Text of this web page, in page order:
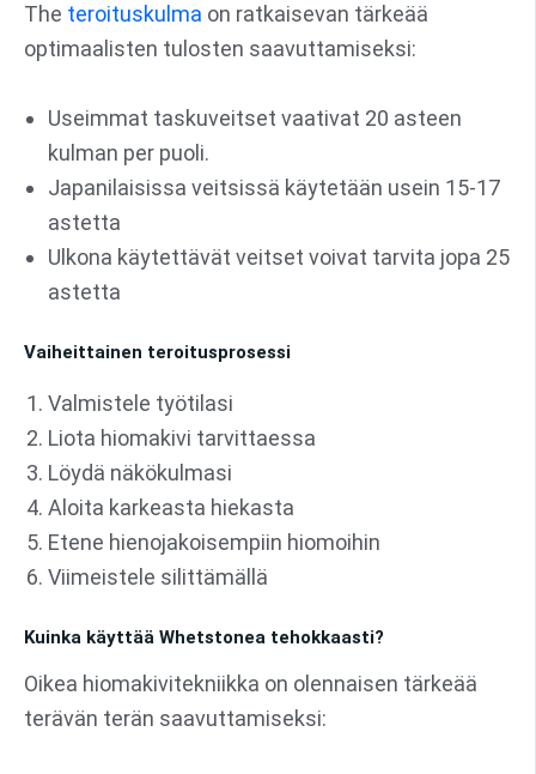
The teroituskulma on ratkaisevan tärkeää
optimaalisten tulosten saavuttamiseksi:
Useimmat taskuveitset vaativat 20 asteen
kulman per puoli.
Japanilaisissa veitsissä käytetään usein 15-17
astetta
Ulkona käytettävät veitset voivat tarvita jopa 25
astetta
Vaiheittainen teroitusprosessi
Valmistele työtilasi
Liota hiomakivi tarvittaessa
Löydä näkökulmasi
Aloita karkeasta hiekasta
Etene hienojakoisempiin hiomoihin
Viimeistele silittämällä
Kuinka käyttää Whetstonea tehokkaasti?
Oikea hiomakivitekniikka on olennaisen tärkeää
terävän terän saavuttamiseksi: